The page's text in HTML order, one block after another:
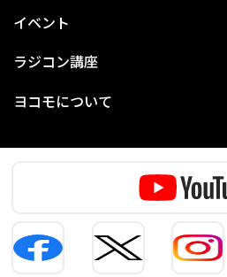
イベント
ラジコン講座
ヨコモについて